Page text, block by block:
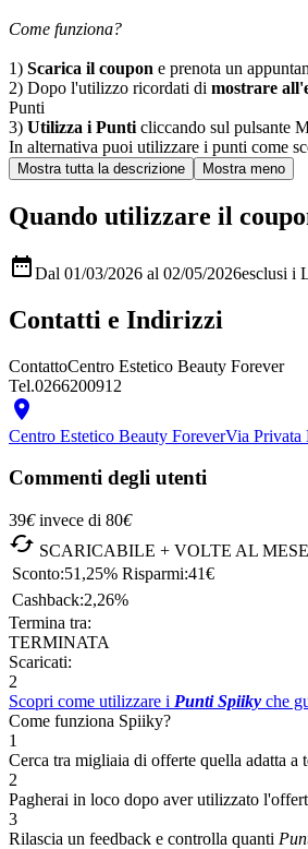
Come funziona?
1) Scarica il coupon e prenota un
2) Dopo l'utilizzo ricordati di mostrare
Punti
3) Utilizza i Punti cliccando sul pulsante
In alternativa puoi utilizzare i punti come
Quando utilizzare il
Dal 01/03/2026 al 02/05/2026esclusi i
Contatti e Indirizzi
ContattoCentro Estetico Beauty Forever
Tel.0266200912

Centro Estetico Beauty ForeverVia
Commenti degli utenti
39€ invece di 80€
 SCARICABILE + VOLTE AL MESE
Sconto:51,25% Risparmi:41€
Cashback:2,26%
Termina tra:
TERMINATA
Scaricati:
2
Scopri come utilizzare i Punti Spiiky che
Come funziona Spiiky?
1
Cerca tra migliaia di offerte quella adatta a
2
Pagherai in loco dopo aver utilizzato
3
Rilascia un feedback e controlla quanti